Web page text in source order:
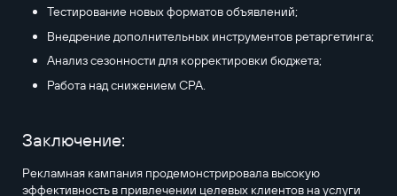
Тестирование новых форматов объявлений;
Внедрение дополнительных инструментов ретаргетинга;
Анализ сезонности для корректировки бюджета;
Работа над снижением CPA.
Заключение:
Рекламная кампания продемонстрировала высокую
эффективность в привлечении целевых клиентов на услуги